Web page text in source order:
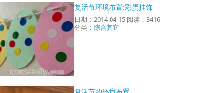
复活节环境布置:彩蛋挂饰
日期：2014-04-15 阅读：3416
分类：综合其它